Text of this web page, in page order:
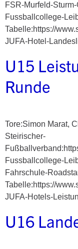
FSR-Murfeld-
Fussballcollege-
Tabelle:https://
JUFA-Hotel-
U15
Runde
Tore:Simon Marat,
Steirischer-
Fussballcollege-
Fahrschule-
Tabelle:https://
JUFA-Hotels-
U16